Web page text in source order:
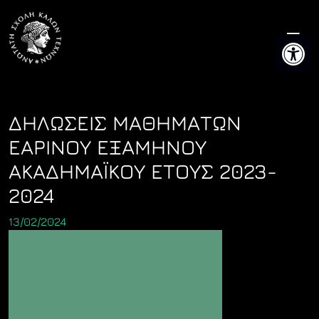
content
ΔΗΛΩΣΕΙΣ ΜΑΘΗΜΑΤΩΝ
ΕΑΡΙΝΟΥ ΕΞΑΜΗΝΟΥ
ΑΚΑΔΗΜΑΪΚΟΥ ΕΤΟΥΣ 2023-
2024
13/02/2024